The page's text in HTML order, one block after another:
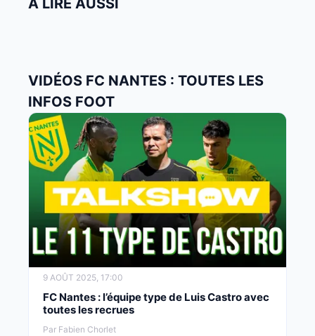
À LIRE AUSSI
VIDÉOS FC NANTES : TOUTES LES
INFOS FOOT
9 AOÛT 2025, 17:00
FC Nantes : l’équipe type de Luis Castro avec
toutes les recrues
Par Fabien Chorlet